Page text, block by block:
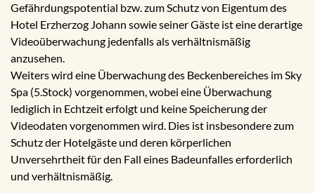
Gefährdungspotential bzw. zum Schutz von Eigentum des
Hotel Erzherzog Johann sowie seiner Gäste ist eine derartige
Videoüberwachung jedenfalls als verhältnismäßig
anzusehen.
Weiters wird eine Überwachung des Beckenbereiches im Sky
Spa (5.Stock) vorgenommen, wobei eine Überwachung
lediglich in Echtzeit erfolgt und keine Speicherung der
Videodaten vorgenommen wird. Dies ist insbesondere zum
Schutz der Hotelgäste und deren körperlichen
Unversehrtheit für den Fall eines Badeunfalles erforderlich
und verhältnismäßig.